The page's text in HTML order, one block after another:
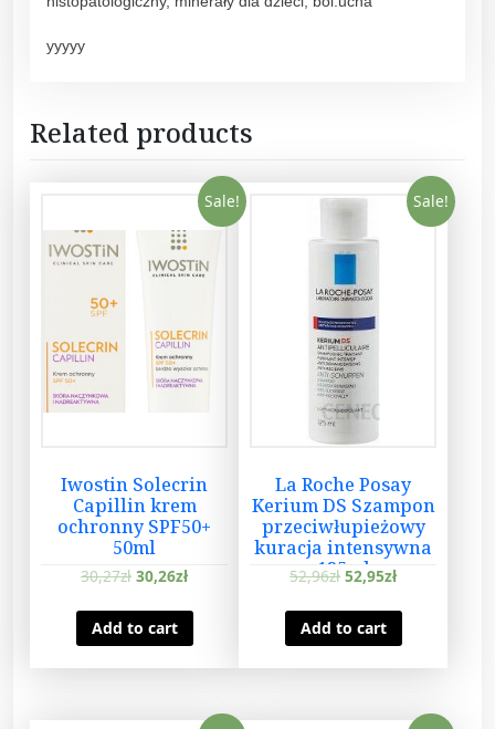
i
yyyyy
Related products
Sale!
Iwostin Solecrin
Capillin krem
ochronny SPF50+
50ml
30,27zł 30,26zł
Add to cart
Sale!
La Roche Posay
Kerium DS Szampon
przeciwłupieżowy
kuracja intensywna
125ml
52,96zł 52,95zł
Add to cart